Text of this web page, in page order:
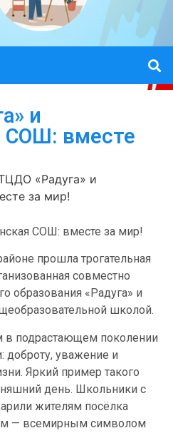
и
СОШ: вместе
«Радуга» и
за мир!
СОШ: вместе за мир!
прошла трогательная
совместно
образования «Радуга» и
школой.
подрастающем поколении
уважение и
Яркий пример такого
день. Школьники с
жителям посёлка
— всемирным символом